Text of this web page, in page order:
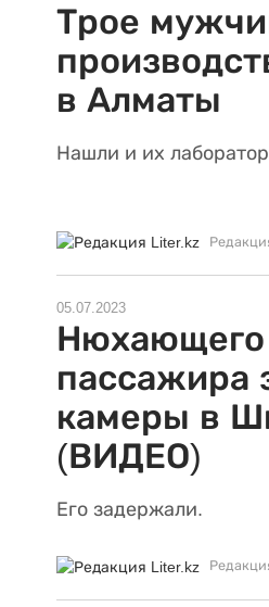
Трое
в Алматы
Нашли и их
05.07.2023
Нюхающего
пассажира
камеры в
(ВИДЕО)
Его задержали.